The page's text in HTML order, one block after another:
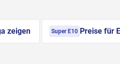
zeigen Super E10 Preise für